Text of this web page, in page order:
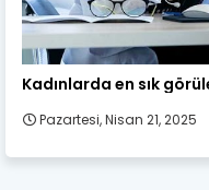
Kadın Sağlığı
Kadınlarda en sık
Pazartesi, Nisan 21, 2025